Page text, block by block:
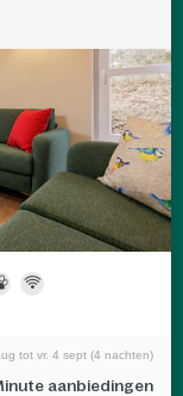
aanbiedingen
tot vr. 4 sept (4 nachten)